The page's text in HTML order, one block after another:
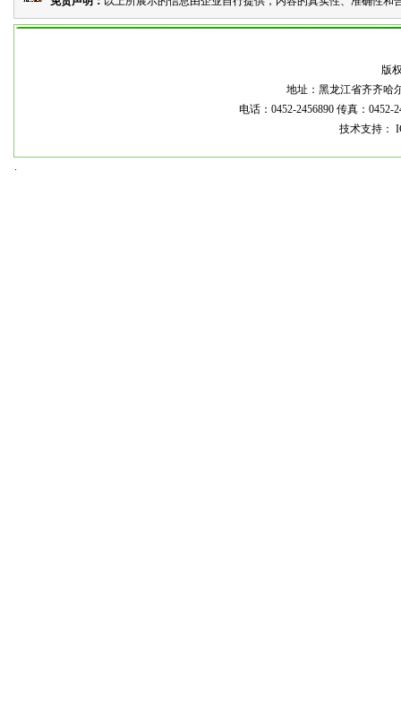
版
地址：黑龙江省齐齐哈
电话：0452-2456890 传真：0452-
技术支持：